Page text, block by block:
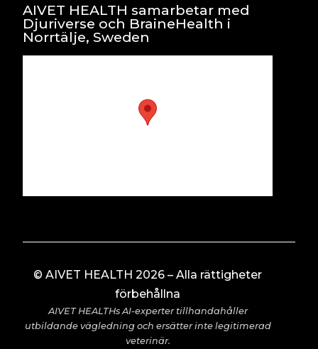
AIVET HEALTH samarbetar med
Djuriverse och BraineHealth i
Norrtälje, Sweden
© AIVET HEALTH 2026 – Alla rättigheter
förbehållna
AIVET HEALTHs AI-experter tillhandahåller
utbildande vägledning och ersätter inte legitimerad
veterinär.